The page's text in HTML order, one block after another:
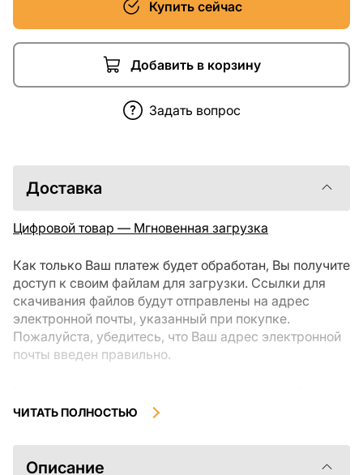
Купить сейчас
Добавить в корзину
Задать вопрос
Доставка
Цифровой товар — Мгновенная загрузка
Как только Ваш платеж будет обработан, Вы получите
доступ к своим файлам для загрузки. Ссылки для
скачивания файлов будут отправлены на адрес
электронной почты, указанный при покупке.
Пожалуйста, убедитесь, что Ваш адрес электронной
почты введен правильно.
загрузки, не подлежат возврату или обмену после их
ознакомиться с описанием товара и задать все
интересующие Вас вопросы перед покупкой. Если у
ЧИТАТЬ ПОЛНОСТЬЮ
Описание